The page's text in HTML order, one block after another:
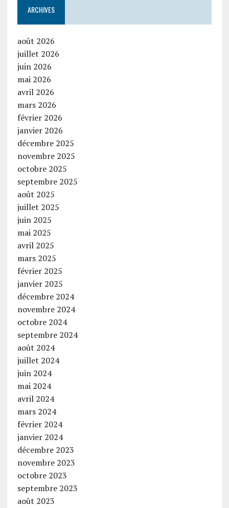
ARCHIVES
août 2026
juillet 2026
juin 2026
mai 2026
avril 2026
mars 2026
février 2026
janvier 2026
décembre 2025
novembre 2025
octobre 2025
septembre 2025
août 2025
juillet 2025
juin 2025
mai 2025
avril 2025
mars 2025
février 2025
janvier 2025
décembre 2024
novembre 2024
octobre 2024
septembre 2024
août 2024
juillet 2024
juin 2024
mai 2024
avril 2024
mars 2024
février 2024
janvier 2024
décembre 2023
novembre 2023
octobre 2023
septembre 2023
août 2023